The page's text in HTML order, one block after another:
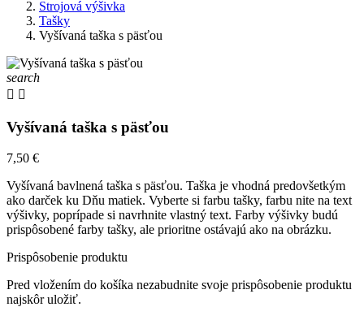
Strojová výšivka
Tašky
Vyšívaná taška s päsťou
search
 
Vyšívaná taška s päsťou
7,50 €
Vyšívaná bavlnená taška s päsťou. Taška je vhodná predovšetkým
ako darček ku Dňu matiek. Vyberte si farbu tašky, farbu nite na text
výšivky, poprípade si navrhnite vlastný text. Farby výšivky budú
prispôsobené farby tašky, ale prioritne ostávajú ako na obrázku.
Prispôsobenie produktu
Pred vložením do košíka nezabudnite svoje prispôsobenie produktu
najskôr uložiť.